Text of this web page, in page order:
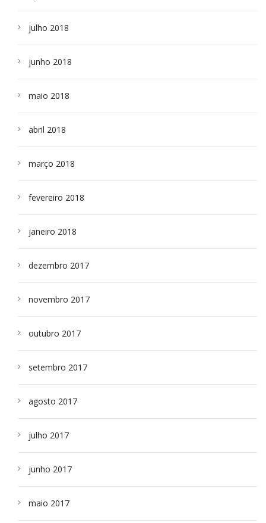
julho 2018
junho 2018
maio 2018
abril 2018
março 2018
fevereiro 2018
janeiro 2018
dezembro 2017
novembro 2017
outubro 2017
setembro 2017
agosto 2017
julho 2017
junho 2017
maio 2017